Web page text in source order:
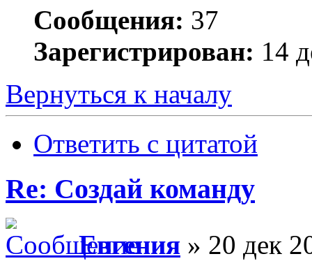
Сообщения: 37
Зарегистрирован: 14
Вернуться к началу
Ответить с цитатой
Re: Создай команду
Евгения » 20 дек